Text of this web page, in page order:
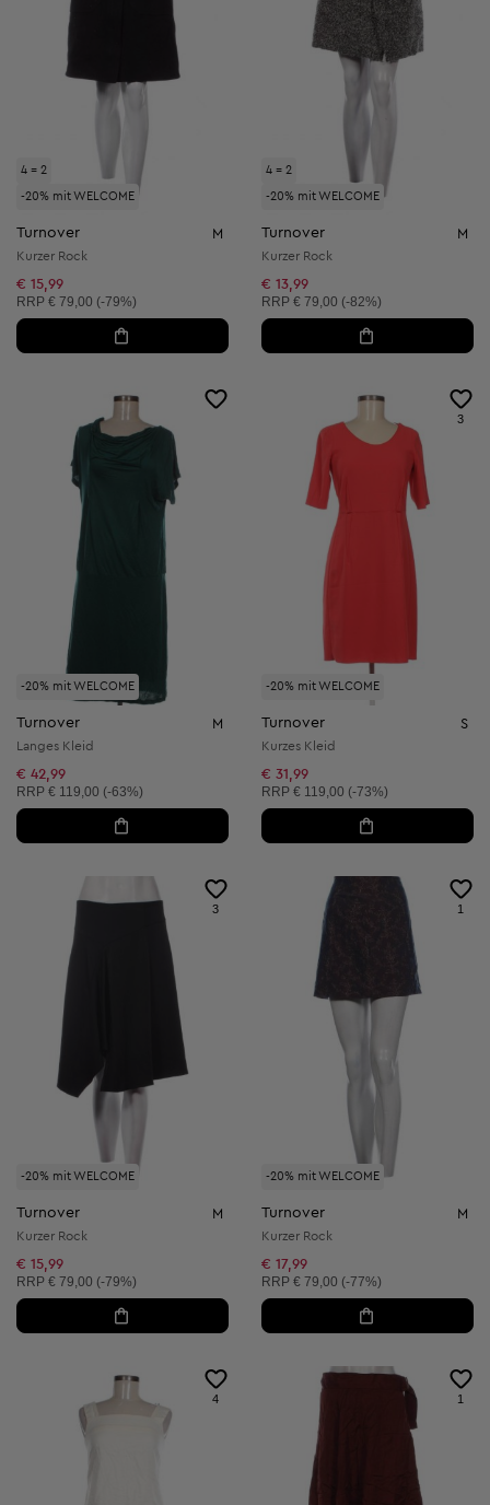
4 = 2
-20% mit WELCOME
Turnover M
Kurzer Rock
€ 15,99
Unverbindliche Preisempfehlung:
RRP € 79,00 (-79%)
4 = 2
-20% mit WELCOME
Turnover M
Kurzer Rock
€ 13,99
Unverbindliche Preisempfehlung:
RRP € 79,00 (-82%)
-20% mit WELCOME
Turnover M
Langes Kleid
€ 42,99
Unverbindliche Preisempfehlung:
RRP € 119,00 (-63%)
-20% mit WELCOME
3
Turnover S
Kurzes Kleid
€ 31,99
Unverbindliche Preisempfehlung:
RRP € 119,00 (-73%)
-20% mit WELCOME
3
Turnover M
Kurzer Rock
€ 15,99
Unverbindliche Preisempfehlung:
RRP € 79,00 (-79%)
-20% mit WELCOME
1
Turnover M
Kurzer Rock
€ 17,99
Unverbindliche Preisempfehlung:
RRP € 79,00 (-77%)
4 1